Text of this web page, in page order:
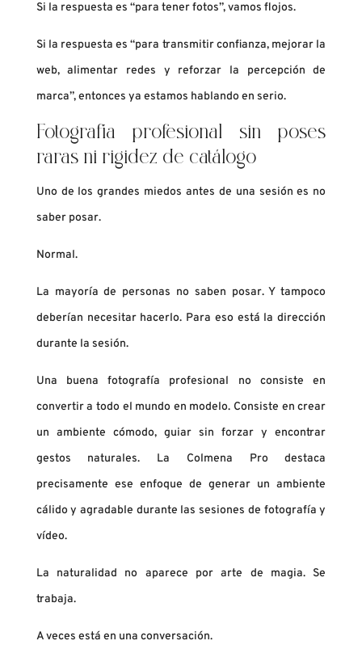
Si la respuesta es “para tener fotos”, vamos flojos.
Si la respuesta es “para transmitir confianza, mejorar la
web, alimentar redes y reforzar la percepción de
marca”, entonces ya estamos hablando en serio.
Fotografía profesional sin poses
raras ni rigidez de catálogo
Uno de los grandes miedos antes de una sesión es no
saber posar.
Normal.
La mayoría de personas no saben posar. Y tampoco
deberían necesitar hacerlo. Para eso está la dirección
durante la sesión.
Una buena fotografía profesional no consiste en
convertir a todo el mundo en modelo. Consiste en crear
un ambiente cómodo, guiar sin forzar y encontrar
gestos naturales. La Colmena Pro destaca
precisamente ese enfoque de generar un ambiente
cálido y agradable durante las sesiones de fotografía y
vídeo.
La naturalidad no aparece por arte de magia. Se
trabaja.
A veces está en una conversación.